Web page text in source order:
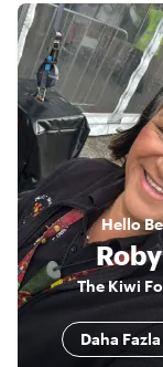
Hello
The Kiwi
Daha